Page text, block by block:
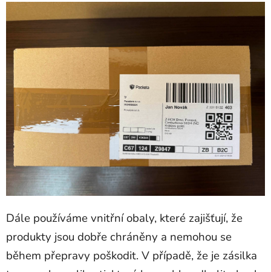
Dále používáme vnitřní obaly, které zajišťují, že
produkty jsou dobře chráněny a nemohou se
během přepravy poškodit. V případě, že je zásilka